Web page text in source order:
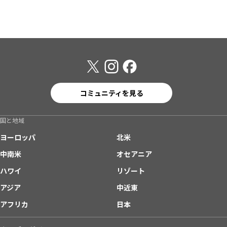
コミュニティを見る
国と地域
ヨーロッパ
北米
中南米
オセアニア
ハワイ
リゾート
アジア
中近東
アフリカ
日本